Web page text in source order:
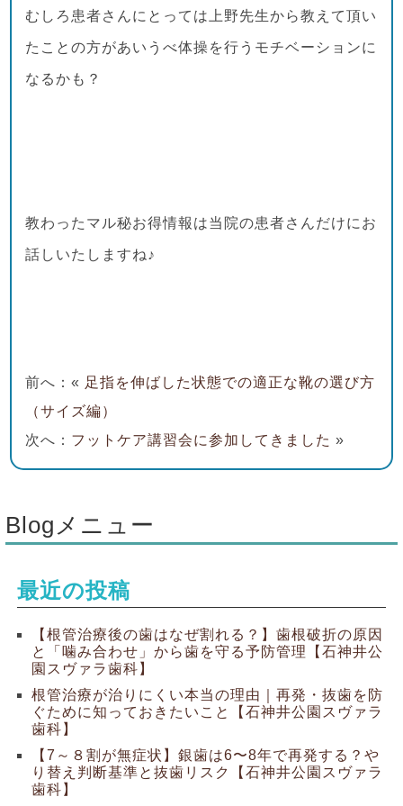
むしろ患者さんにとっては上野先生から教えて頂い
たことの方があいうべ体操を行うモチベーションに
なるかも？
教わったマル秘お得情報は当院の患者さんだけにお
話しいたしますね♪
前へ：« 足指を伸ばした状態での適正な靴の選び方
（サイズ編）
次へ： フットケア講習会に参加してきました »
Blogメニュー
最近の投稿
【根管治療後の歯はなぜ割れる？】歯根破折の原因
と「噛み合わせ」から歯を守る予防管理【石神井公
園スヴァラ歯科】
根管治療が治りにくい本当の理由｜再発・抜歯を防
ぐために知っておきたいこと【石神井公園スヴァラ
歯科】
【7～８割が無症状】銀歯は6〜8年で再発する？や
り替え判断基準と抜歯リスク【石神井公園スヴァラ
歯科】